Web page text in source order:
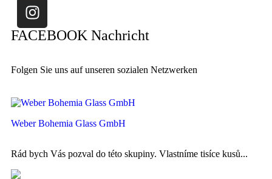
FACEBOOK Nachricht
Folgen Sie uns auf unseren sozialen Netzwerken
Weber Bohemia Glass GmbH
Rád bych Vás pozval do této skupiny. Vlastníme tisíce kusů...